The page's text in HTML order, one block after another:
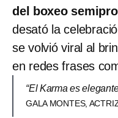
del boxeo
desató la
se volvió viral al
en redes frases
“El Karma es
GALA MONTES,